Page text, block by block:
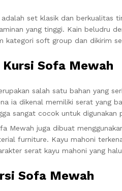
adalah set klasik dan berkualitas
yang tinggi. Kain beludru
kategori soft group dan dikirim
Kursi Sofa Mewah
salah satu bahan yang
ia dikenal memiliki serat yang
sangat cocok untuk
Mewah juga dibuat
furniture. Kayu mahoni
serat kayu mahoni yang
Sofa Mewah